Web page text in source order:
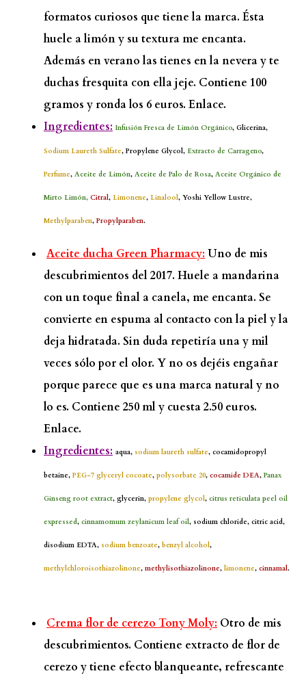
formatos curiosos que tiene la marca. Ésta
huele a limón y su textura me encanta.
Además en verano las tienes en la nevera y te
duchas fresquita con ella jeje. Contiene 100
gramos y ronda los 6 euros. Enlace.
Ingredientes: Infusión Fresca de Limón Orgánico, Glicerina,
Sodium Laureth Sulfate, Propylene Glycol, Extracto de Carrageno,
Perfume, Aceite de Limón, Aceite de Palo de Rosa, Aceite Orgánico de
Mirto Limón, Citral, Limonene, Linalool, Yoshi Yellow Lustre,
Methylparaben,Propylparaben.
Aceite ducha Green Pharmacy: Uno de mis
descubrimientos del 2017. Huele a mandarina
con un toque final a canela, me encanta. Se
convierte en espuma al contacto con la piel y la
deja hidratada. Sin duda repetiría una y mil
veces sólo por el olor. Y no os dejéis engañar
porque parece que es una marca natural y no
lo es. Contiene 250 ml y cuesta 2.50 euros.
Enlace.
Ingredientes: aqua, sodium laureth sulfate, cocamidopropyl
betaine,PEG-7 glyceryl cocoate, polysorbate 20, cocamide DEA, Panax
Ginseng root extract, glycerin, propylene glycol, citrus reticulata peel oil
expressed, cinnamomum zeylanicum leaf oil, sodium chloride, citric acid,
disodium EDTA, sodium benzoate, benzyl alcohol,
methylchloroisothiazolinone, methylisothiazolinone, limonene, cinnamal.
Crema flor de cerezo Tony Moly: Otro de mis
descubrimientos. Contiene extracto de flor de
cerezo y tiene efecto blanqueante, refrescante